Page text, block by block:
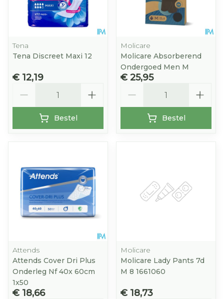
Tena
Tena Discreet Maxi 12
€ 12,19
Bestel
Molicare
Molicare Absorberend
Ondergoed Men M
€ 25,95
Bestel
Attends
Attends Cover Dri Plus
Onderleg Nf 40x 60cm
1x50
€ 18,66
Molicare
Molicare Lady Pants 7d
M 8 1661060
€ 18,73